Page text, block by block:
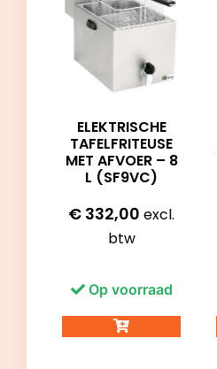
ELEKTRISCHE
TAFELFRITEUSE
MET AFVOER – 8
L (SF9VC)
€ 332,00 excl.
btw
Op voorraad